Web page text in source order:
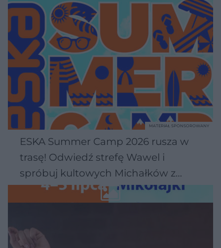
ESKA Summer Camp 2026 rusza w
trasę! Odwiedź strefę Wawel i
spróbuj kultowych Michałków z
Wawelu
MATERIAŁ SPONSOROWANY